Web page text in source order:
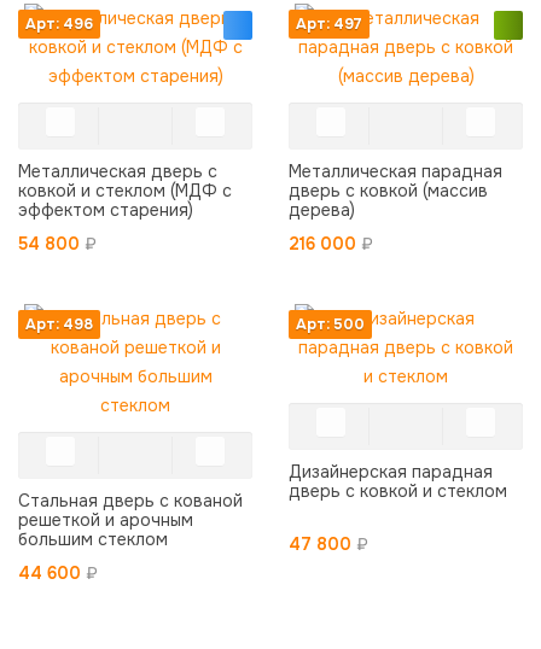
Арт: 496
Металлическая дверь с
ковкой и стеклом (МДФ с
эффектом старения)
54 800 ₽
Арт: 497
Металлическая парадная
дверь с ковкой (массив
дерева)
216 000 ₽
Арт: 498
Стальная дверь с кованой
решеткой и арочным
большим стеклом
44 600 ₽
Арт: 500
Дизайнерская парадная
дверь с ковкой и стеклом
47 800 ₽